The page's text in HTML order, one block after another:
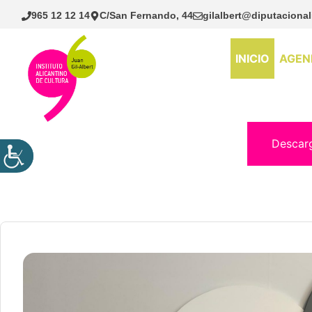
Saltar
965 12 12 14 C/San Fernando, 44
INICIO